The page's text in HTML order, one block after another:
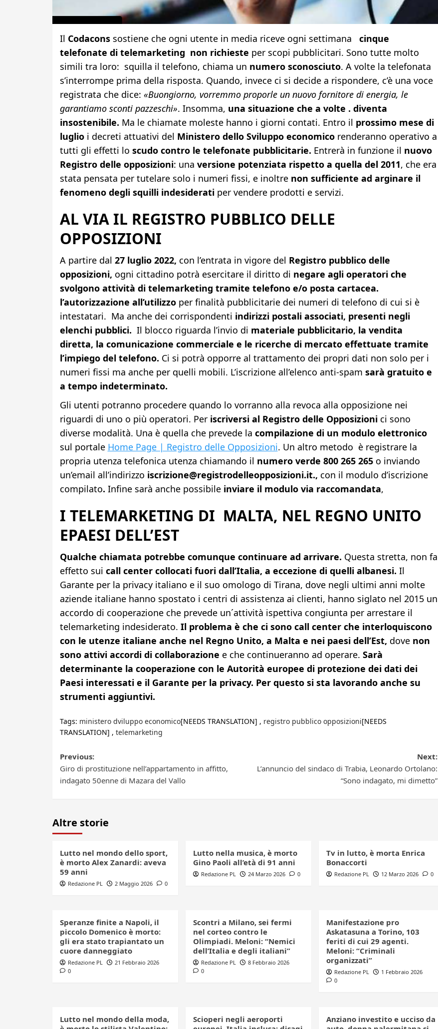
Il Codaconssostiene che ogni utente in media riceve ogni settimana cinque
telefonate di telemarketing non richieste per scopi pubblicitari. Sono tutte molto
simili tra loro: squilla il telefono, chiama un numero sconosciuto. A volte la telefonata
s’interrompe prima della risposta. Quando, invece ci si decide a rispondere, c’è una voce
registrata che dice: «Buongiorno, vorremmo proporle un nuovo fornitore di energia, le
garantiamo sconti pazzeschi». Insomma, una situazione che a volte . diventa
insostenibile. Ma le chiamate moleste hanno i giorni contati. Entro il prossimo mese di
luglioi decreti attuativi del Ministero dello Sviluppo economicorenderanno operativo a
tutti gli effetti lo scudo contro le telefonate pubblicitarie. Entrerà in funzione il nuovo
Registro delle opposizioni: una versione potenziata rispetto a quella del 2011, che era
stata pensata per tutelare solo i numeri fissi, e inoltrenon sufficiente ad arginare il
fenomeno degli squilli indesideratiper vendere prodotti e servizi.
AL VIA IL REGISTRO PUBBLICO DELLE
OPPOSIZIONI
A partire dal 27 luglio 2022, con l’entrata in vigore del Registro pubblico delle
opposizioni, ogni cittadino potrà esercitare il diritto di negare agli operatori che
svolgono attività di telemarketing tramite telefono e/o posta cartacea.
l’autorizzazione all’utilizzoper finalità pubblicitarie dei numeri di telefono di cui si è
intestatari. Ma anche dei corrispondenti indirizzi postali associati, presenti negli
elenchi pubblici. Il blocco riguarda l’invio di materiale pubblicitario, la vendita
diretta, la comunicazione commerciale e le ricerche di mercato effettuate tramite
l’impiego del telefono. Ci si potrà opporre al trattamento dei propri dati non solo per i
numeri fissi ma anche per quelli mobili. L’iscrizione all’elenco anti-spam sarà gratuito e
a tempo indeterminato.
Gli utenti potranno procedere quando lo vorranno alla revoca alla opposizione nei
riguardi di uno o più operatori. Periscriversi al Registro delle Opposizionici sono
diverse modalità. Una è quella che prevede la compilazione di un modulo elettronico
sul portale Home Page | Registro delle Opposizioni. Un altro metodo è registrare la
propria utenza telefonica utenza chiamando il numero verde 800 265 265o inviando
un’email all’indirizzo iscrizione@registrodelleopposizioni.it., con il modulo d’iscrizione
compilato. Infine sarà anche possibileinviare il modulo via raccomandata,
I TELEMARKETING DI MALTA, NEL REGNO UNITO
EPAESI DELL’EST
Qualche chiamata potrebbe comunque continuare ad arrivare. Questa stretta, non fa
effetto sui call center collocati fuori dall’Italia, a eccezione di quelli albanesi. Il
Garante per la privacy italiano e il suo omologo di Tirana, dove negli ultimi anni molte
aziende italiane hanno spostato i centri di assistenza ai clienti, hanno siglato nel 2015 un
accordo di cooperazione che prevede un´attività ispettiva congiunta per arrestare il
telemarketing indesiderato. Il problema è che ci sono call center che interloquiscono
con le utenze italiane anche nel Regno Unito, a Malta e nei paesi dell’Est, dovenon
sono attivi accordi di collaborazione e che continueranno ad operare. Sarà
determinante la cooperazione con le Autorità europee di protezione dei dati dei
Paesi interessati e il Garante per la privacy. Per questo si sta lavorando anche su
strumenti aggiuntivi.
Tags: ministero dviluppo economico[NEEDS TRANSLATION] , registro pubblico opposizioni[NEEDS
TRANSLATION] , telemarketing
Post
navigation
Previous:
Giro di prostituzione nell’appartamento in affitto,
indagato 50enne di Mazara del Vallo
Next:
L’annuncio del sindaco di Trabia, Leonardo Ortolano:
“Sono indagato, mi dimetto”
Altre storie
Lutto nel mondo dello sport,
è morto Alex Zanardi: aveva
59 anni
Redazione PL 2 Maggio 2026 0
Lutto nella musica, è morto
Gino Paoli all’età di 91 anni
Redazione PL 24 Marzo 2026 0
Tv in lutto, è morta Enrica
Bonaccorti
Redazione PL 12 Marzo 2026 0
Speranze finite a Napoli, il
piccolo Domenico è morto:
gli era stato trapiantato un
cuore danneggiato
Redazione PL
21 Febbraio 2026
0
Scontri a Milano, sei fermi
nel corteo contro le
Olimpiadi. Meloni: “Nemici
dell’Italia e degli italiani”
Redazione PL
8 Febbraio 2026
0
Manifestazione pro
Askatasuna a Torino, 103
feriti di cui 29 agenti.
Meloni: “Criminali
organizzati”
Redazione PL
1 Febbraio 2026
0
Lutto nel mondo della moda,
Scioperi negli aeroporti
Anziano investito e ucciso da